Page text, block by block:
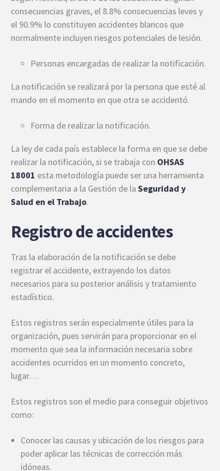
consecuencias graves, el 8.8% consecuencias leves y
el 90.9% lo constituyen accidentes blancos que
normalmente incluyen riesgos potenciales de lesión.
Personas encargadas de realizar la notificación.
La notificación se realizará por la persona que esté al
mando en el momento en que otra se accidentó.
Forma de realizar la notificación.
La ley de cada país establece la forma en que se debe
realizar la notificación, si se trabaja con OHSAS
18001 esta metodología puede ser una herramienta
complementaria a la Gestión de laSeguridad y
Salud en el Trabajo.
Registro de accidentes
Tras la elaboración de la notificación se debe
registrar el accidente, extrayendo los datos
necesarios para su posterior análisis y tratamiento
estadístico.
Estos registros serán especialmente útiles para la
organización, pues servirán para proporcionar en el
momento que sea la información necesaria sobre
accidentes ocurridos en un momento concreto,
lugar…
Estos registros son el medio para conseguir objetivos
como:
Conocer las causas y ubicación de los riesgos para
poder aplicar las técnicas de corrección más
idóneas.